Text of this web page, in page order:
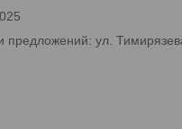
предложений: ул.